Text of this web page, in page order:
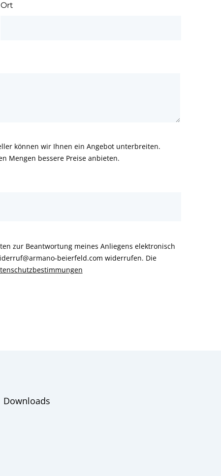
Ort
können wir Ihnen ein Angebot unterbreiten.
Mengen bessere Preise anbieten.
zur Beantwortung meines Anliegens elektronisch
beierfeld.com widerrufen. Die
Downloads